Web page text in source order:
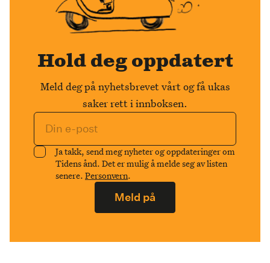
Hold deg oppdatert
Meld deg på nyhetsbrevet vårt og få ukas
saker rett i innboksen.
Ja takk, send meg nyheter og oppdateringer om
Tidens ånd. Det er mulig å melde seg av listen
senere. Personvern.
Meld på